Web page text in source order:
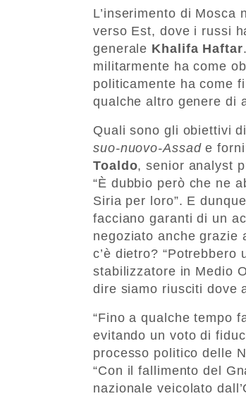
L’inserimento di
verso Est, dove i russi
generale Khalifa Haftar
militarmente ha come
politicamente ha come
qualche altro genere di
Quali sono gli obiettivi
suo-nuovo-Assade
Toaldo, senior analyst
“È dubbio però che ne
Siria per loro”. E
facciano garanti di un
negoziato anche grazie
c’è dietro?
stabilizzatore in Medio
dire siamo riusciti dove
“Fino a qualche tempo
evitando un voto di
processo politico delle
“Con il fallimento del
nazionale veicolato